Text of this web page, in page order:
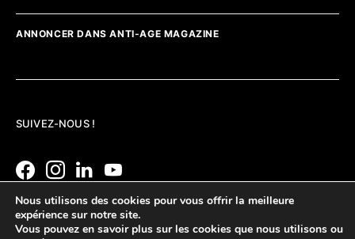
ANNONCER DANS ANTI-AGE MAGAZINE
SUIVEZ-NOUS !
Nous utilisons des cookies pour vous offrir la meilleure
expérience sur notre site.
Vous pouvez en savoir plus sur les cookies que nous utilisons ou